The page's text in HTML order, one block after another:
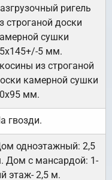
ригель
строганой доски
сушки
5 мм.
из строганой
камерной сушки
мм.
гвозди.
одноэтажный: 2,5
Дом с мансардой: 1-
этаж- 2,5 м.